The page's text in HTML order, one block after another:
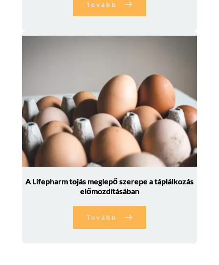
Tovább
A Lifepharm tojás meglepő szerepe a táplálkozás
előmozdításában
Tovább